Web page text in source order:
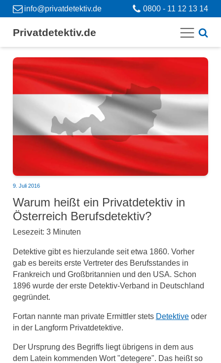
info@privatdetektiv.de 0800 - 11 12 13 14
Privatdetektiv.de
9. Juli 2016
Warum heißt ein Privatdetektiv in
Österreich Berufsdetektiv?
Lesezeit: 3 Minuten
Detektive gibt es hierzulande seit etwa 1860. Vorher
gab es bereits erste Vertreter des Berufsstandes in
Frankreich und Großbritannien und den USA. Schon
1896 wurde der erste Detektiv-Verband in Deutschland
gegründet.
Fortan nannte man private Ermittler stets Detektiveoder
in der Langform Privatdetektive.
Der Ursprung des Begriffs liegt übrigens in dem aus
dem Latein kommenden Wort "detegere". Das heißt so